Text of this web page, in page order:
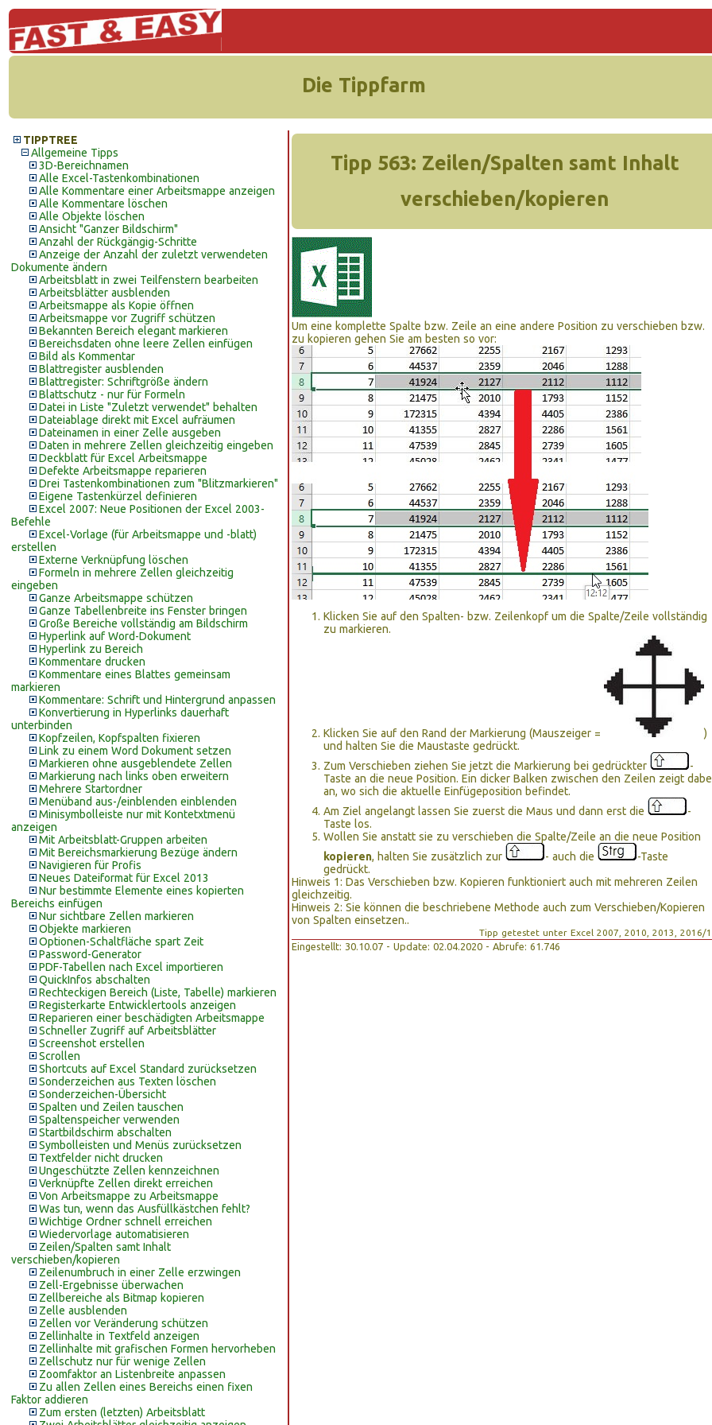
Die Tippfarm
TIPPTREE
Allgemeine Tipps
3D-Bereichnamen
Alle Excel-Tastenkombinationen
Alle Kommentare einer Arbeitsmappe anzeigen
Alle Kommentare löschen
Alle Objekte löschen
Ansicht "Ganzer Bildschirm"
Anzahl der Rückgängig-Schritte
Anzeige der Anzahl der zuletzt verwendeten
Dokumente ändern
Arbeitsblatt in zwei Teilfenstern bearbeiten
Arbeitsblätter ausblenden
Arbeitsmappe als Kopie öffnen
Arbeitsmappe vor Zugriff schützen
Bekannten Bereich elegant markieren
Bereichsdaten ohne leere Zellen einfügen
Bild als Kommentar
Blattregister ausblenden
Blattregister: Schriftgröße ändern
Blattschutz - nur für Formeln
Datei in Liste "Zuletzt verwendet" behalten
Dateiablage direkt mit Excel aufräumen
Dateinamen in einer Zelle ausgeben
Daten in mehrere Zellen gleichzeitig eingeben
Deckblatt für Excel Arbeitsmappe
Defekte Arbeitsmappe reparieren
Drei Tastenkombinationen zum "Blitzmarkieren"
Eigene Tastenkürzel definieren
Excel 2007: Neue Positionen der Excel 2003-
Befehle
Excel-Vorlage (für Arbeitsmappe und -blatt)
erstellen
Externe Verknüpfung löschen
Formeln in mehrere Zellen gleichzeitig
eingeben
Ganze Arbeitsmappe schützen
Ganze Tabellenbreite ins Fenster bringen
Große Bereiche vollständig am Bildschirm
Hyperlink auf Word-Dokument
Hyperlink zu Bereich
Kommentare drucken
Kommentare eines Blattes gemeinsam
markieren
Kommentare: Schrift und Hintergrund anpassen
Konvertierung in Hyperlinks dauerhaft
unterbinden
Kopfzeilen, Kopfspalten fixieren
Link zu einem Word Dokument setzen
Markieren ohne ausgeblendete Zellen
Markierung nach links oben erweitern
Mehrere Startordner
Menüband aus-/einblenden einblenden
Minisymbolleiste nur mit Kontetxtmenü
anzeigen
Mit Arbeitsblatt-Gruppen arbeiten
Mit Bereichsmarkierung Bezüge ändern
Navigieren für Profis
Neues Dateiformat für Excel 2013
Nur bestimmte Elemente eines kopierten
Bereichs einfügen
Nur sichtbare Zellen markieren
Objekte markieren
Optionen-Schaltfläche spart Zeit
Password-Generator
PDF-Tabellen nach Excel importieren
QuickInfos abschalten
Rechteckigen Bereich (Liste, Tabelle) markieren
Registerkarte Entwicklertools anzeigen
Reparieren einer beschädigten Arbeitsmappe
Schneller Zugriff auf Arbeitsblätter
Screenshot erstellen
Scrollen
Shortcuts auf Excel Standard zurücksetzen
Sonderzeichen aus Texten löschen
Sonderzeichen-Übersicht
Spalten und Zeilen tauschen
Spaltenspeicher verwenden
Startbildschirm abschalten
Symbolleisten und Menüs zurücksetzen
Textfelder nicht drucken
Ungeschützte Zellen kennzeichnen
Verknüpfte Zellen direkt erreichen
Von Arbeitsmappe zu Arbeitsmappe
Was tun, wenn das Ausfüllkästchen fehlt?
Wichtige Ordner schnell erreichen
Wiedervorlage automatisieren
Zeilen/Spalten samt Inhalt
verschieben/kopieren
Zeilenumbruch in einer Zelle erzwingen
Zell-Ergebnisse überwachen
Zellbereiche als Bitmap kopieren
Zelle ausblenden
Zellen vor Veränderung schützen
Zellinhalte in Textfeld anzeigen
Zellinhalte mit grafischen Formen hervorheben
Zellschutz nur für wenige Zellen
Zoomfaktor an Listenbreite anpassen
Zu allen Zellen eines Bereichs einen fixen
Faktor addieren
Zum ersten (letzten) Arbeitsblatt
Tipp 563: Zeilen/Spalten samt Inhalt
verschieben/kopieren
Um eine komplette Spalte bzw. Zeile an eine andere Position zu verschieben bzw.
zu kopieren gehen Sie am besten so vor:
Klicken Sie auf den Spalten- bzw. Zeilenkopf um die Spalte/Zeile vollständig
zu markieren.
Klicken Sie auf den Rand der Markierung (Mauszeiger =
)
und halten Sie die Maustaste gedrückt.
Zum Verschieben ziehen Sie jetzt die Markierung bei gedrückter
-
Taste an die neue Position. Ein dicker Balken zwischen den Zeilen zeigt
an, wo sich die aktuelle Einfügeposition befindet.
Am Ziel angelangt lassen Sie zuerst die Maus und dann erst die
-
Taste los.
Wollen Sie anstatt sie zu verschieben die Spalte/Zeile an die neue Position
kopieren, halten Sie zusätzlich zur - auch die
-Taste
gedrückt.
Hinweis 1: Das Verschieben bzw. Kopieren funktioniert auch mit mehreren Zeilen
gleichzeitig.
Hinweis 2: Sie können die beschriebene Methode auch zum Verschieben/Kopieren
von Spalten einsetzen..
Tipp getestet unter Excel 2007, 2010, 2013, 2016/
Eingestellt: 30.10.07 - Update: 02.04.2020 - Abrufe: 61.746